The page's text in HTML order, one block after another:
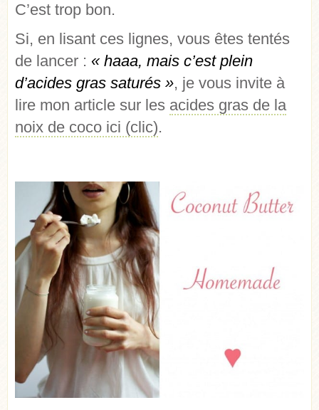
C’est trop bon.
Si, en lisant ces lignes, vous êtes tentés
de lancer : « haaa, mais c’est plein
d’acides gras saturés », je vous invite à
lire mon article sur les acides gras de la
noix de coco ici (clic).